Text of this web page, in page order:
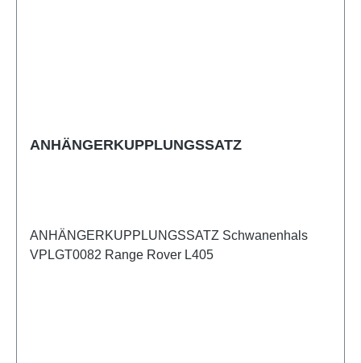
ANHÄNGERKUPPLUNGSSATZ
ANHÄNGERKUPPLUNGSSATZ Schwanenhals
VPLGT0082 Range Rover L405